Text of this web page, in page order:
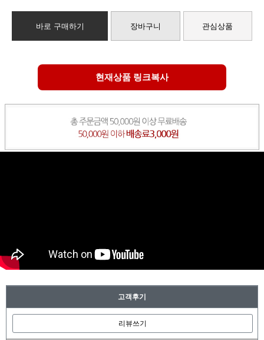
바로 구매하기 장바구니 관심상품
현재상품 링크복사
고객후기
리뷰쓰기